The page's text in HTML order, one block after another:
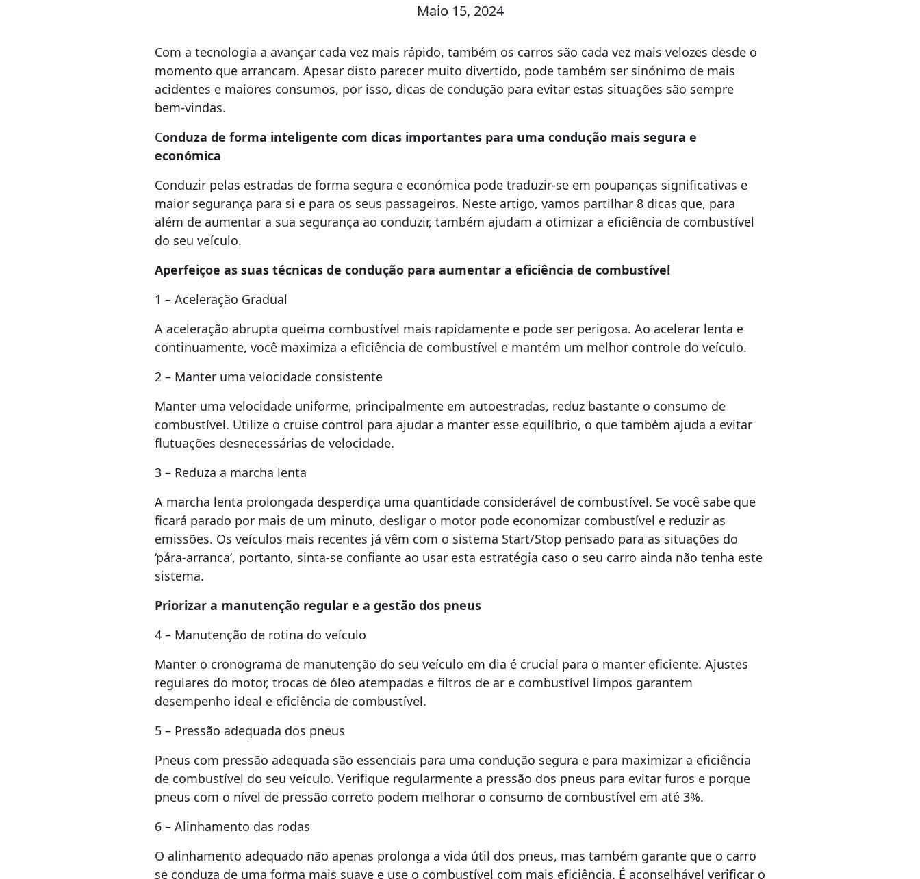
Maio 15, 2024
Com a tecnologia a avançar cada vez mais rápido, também os carros são cada vez mais velozes desde o
momento que arrancam. Apesar disto parecer muito divertido, pode também ser sinónimo de mais
acidentes e maiores consumos, por isso, dicas de condução para evitar estas situações são sempre
bem-vindas.
Conduza de forma inteligente com dicas importantes para uma condução mais segura e
económica
Conduzir pelas estradas de forma segura e económica pode traduzir-se em poupanças significativas e
maior segurança para si e para os seus passageiros. Neste artigo, vamos partilhar 8 dicas que, para
além de aumentar a sua segurança ao conduzir, também ajudam a otimizar a eficiência de combustível
do seu veículo.
Aperfeiçoe as suas técnicas de condução para aumentar a eficiência de combustível
1 – Aceleração Gradual
A aceleração abrupta queima combustível mais rapidamente e pode ser perigosa. Ao acelerar lenta e
continuamente, você maximiza a eficiência de combustível e mantém um melhor controle do veículo.
2 – Manter uma velocidade consistente
Manter uma velocidade uniforme, principalmente em autoestradas, reduz bastante o consumo de
combustível. Utilize o cruise control para ajudar a manter esse equilíbrio, o que também ajuda a evitar
flutuações desnecessárias de velocidade.
3 – Reduza a marcha lenta
A marcha lenta prolongada desperdiça uma quantidade considerável de combustível. Se você sabe que
ficará parado por mais de um minuto, desligar o motor pode economizar combustível e reduzir as
emissões. Os veículos mais recentes já vêm com o sistema Start/Stop pensado para as situações do
‘pára-arranca’, portanto, sinta-se confiante ao usar esta estratégia caso o seu carro ainda não tenha este
sistema.
Priorizar a manutenção regular e a gestão dos pneus
4 – Manutenção de rotina do veículo
Manter o cronograma de manutenção do seu veículo em dia é crucial para o manter eficiente. Ajustes
regulares do motor, trocas de óleo atempadas e filtros de ar e combustível limpos garantem
desempenho ideal e eficiência de combustível.
5 – Pressão adequada dos pneus
Pneus com pressão adequada são essenciais para uma condução segura e para maximizar a eficiência
de combustível do seu veículo. Verifique regularmente a pressão dos pneus para evitar furos e porque
pneus com o nível de pressão correto podem melhorar o consumo de combustível em até 3%.
6 – Alinhamento das rodas
O alinhamento adequado não apenas prolonga a vida útil dos pneus, mas também garante que o carro
se conduza de uma forma mais suave e use o combustível com mais eficiência. É aconselhável verificar o